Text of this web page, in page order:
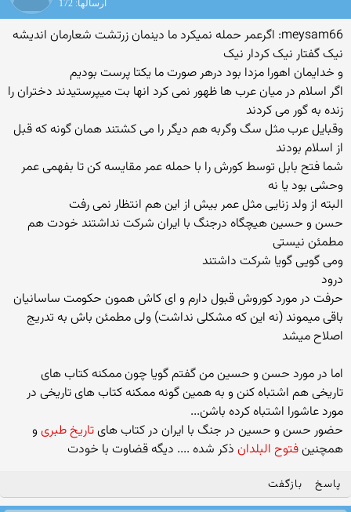
ارسالها: 172
meysam66: اگرعمر حمله نمیکرد ما دینمان زرتشت شعارمان اندیشه
نیک گفتار نیک کردار نیک
و خدایمان اهورا مزدا بود درهر صورت ما یکتا پرست بودیم
اگر اسلام در میان عرب ها ظهور نمی کرد انها بت میپرستیدند دختران را
زنده به گور می کردند
وقبایل عرب مثل سگ وگربه هم دیگر را می کشتند همان گونه که قبل
از اسلام بودند
شما فتح بابل توسط کورش را با حمله عمر مقایسه کن تا بفهمی عمر
وحشی بود یا نه
البته از ولد زنایی مثل عمر بیش از این هم انتظار نمی رفت
حسن و حسین هیچگاه درجنگ با ایران شرکت نداشتند خودت هم
مطمئن نیستی
ومی گویی گویا شرکت داشتند
درود
حرفت در مورد کوروش قبول دارم و ای کاش همون حکومت ساسانیان
باقی میموند (نه این که مشکلی نداشت) ولی مطمئن باش به تدریج
اصلاح میشد
اما در مورد حسن و حسین من گفتم گویا چون ممکنه کتاب های
تاریخی هم اشتباه کنن و به همین گونه ممکنه کتاب های تاریخی در
مورد عاشورا اشتباه کرده باشن...
حضور حسن و حسین در جنگ با ایران در کتاب هایتاریخ طبریو
همچنینفتوح البلدان ذکر شده .... دیگه قضاوت با خودت
پاسخ بازگفت